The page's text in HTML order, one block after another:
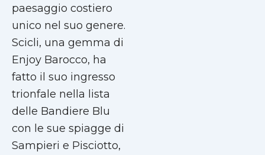
paesaggio costiero
unico nel suo genere.
Scicli, una gemma di
Enjoy Barocco, ha
fatto il suo ingresso
trionfale nella lista
delle Bandiere Blu
con le sue spiagge di
Sampieri e Pisciotto,